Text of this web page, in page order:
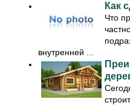
Как
Что
внутренней ...